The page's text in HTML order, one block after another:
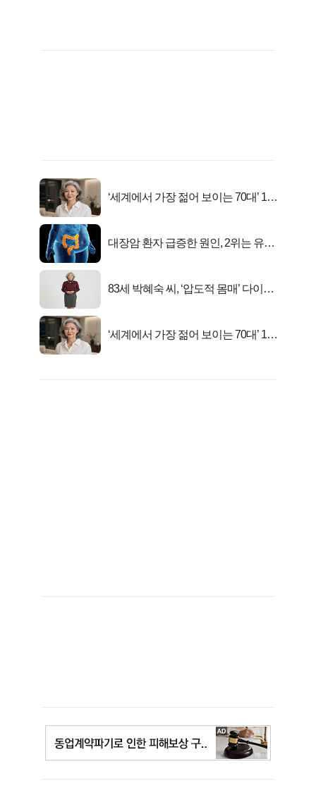
‘세계에서 가장 젊어 보이는 70대’ 1위
대장암 환자 급증한 원인, 2위는 유산
83세 박혜숙 씨, ‘압도적 몸매’ 다이어
‘세계에서 가장 젊어 보이는 70대’ 1위